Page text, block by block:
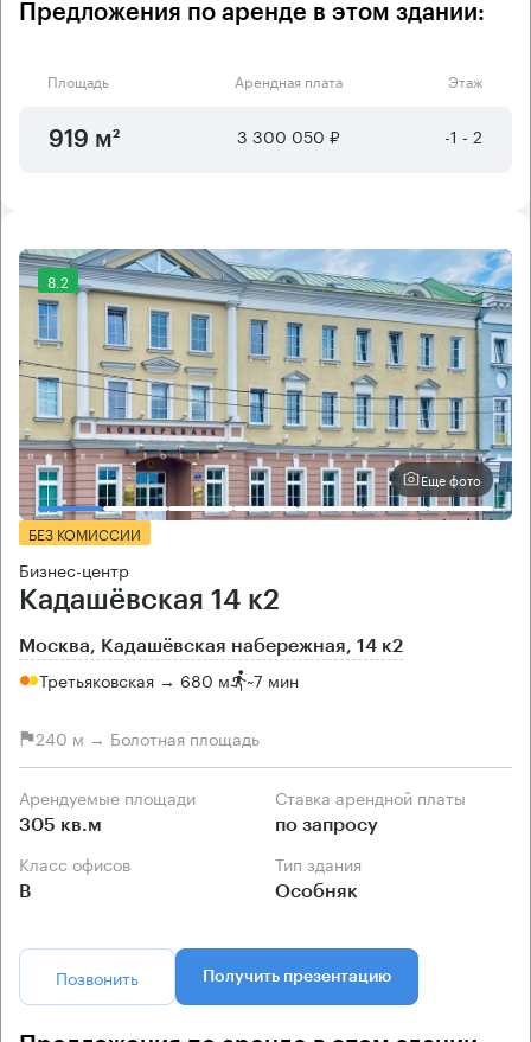
Предложения по аренде в этом здании:
Площадь Арендная плата Этаж
919 м² 3 300 050 ₽ -1 - 2
8.2
Еще фото
БЕЗ КОМИССИИ
Бизнес-центр
Кадашёвская 14 к2
Москва, Кадашёвская набережная, 14 к2
Третьяковская → 680 м ~7 мин
240 м → Болотная площадь
Арендуемые площади
305 кв.м
Ставка арендной платы
по запросу
Класс офисов
B
Тип здания
Особняк
Позвонить Получить презентацию